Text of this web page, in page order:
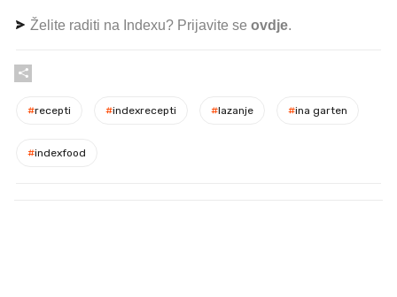
Želite raditi na Indexu? Prijavite se ovdje.
#recepti #indexrecepti #lazanje #ina garten
#indexfood